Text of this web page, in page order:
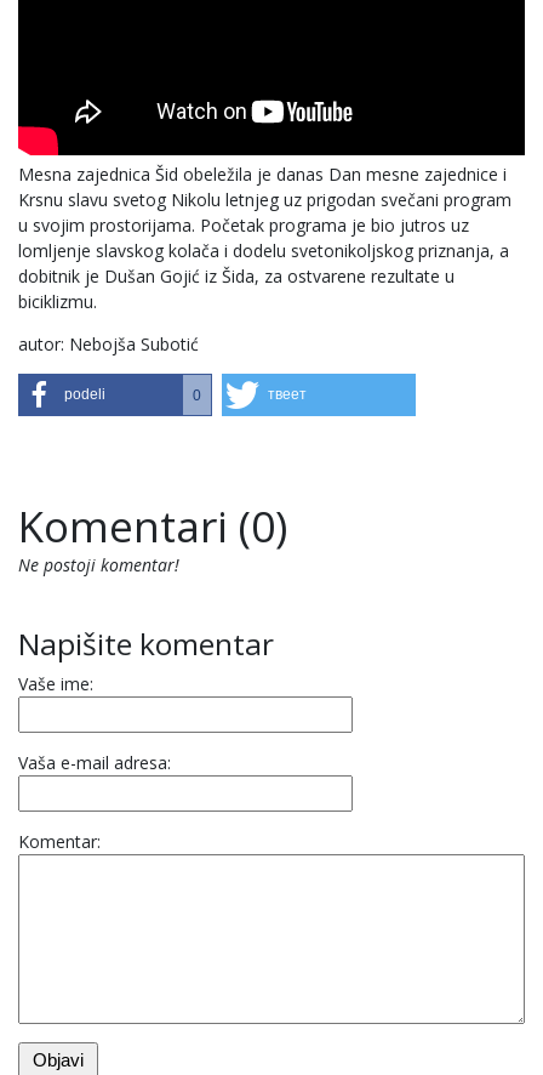
Mesna zajednica Šid obeležila je danas Dan mesne zajednice i
Krsnu slavu svetog Nikolu letnjeg uz prigodan svečani program
u svojim prostorijama. Početak programa je bio jutros uz
lomljenje slavskog kolača i dodelu svetonikoljskog priznanja, a
dobitnik je Dušan Gojić iz Šida, za ostvarene rezultate u
biciklizmu.
autor: Nebojša Subotić
podeli 0 твеет
Komentari (0)
Ne postoji komentar!
Napišite komentar
Vaše ime:
Vaša e-mail adresa:
Komentar: